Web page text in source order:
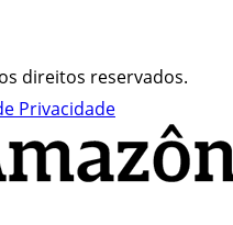
direitos reservados.
Privacidade